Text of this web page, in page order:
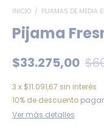
INICIO / PIJAMAS DE MEDIA
Pijama
$33.275,00
3 x $11.091,67 sin interés
10% de descuento
Ver más detalles